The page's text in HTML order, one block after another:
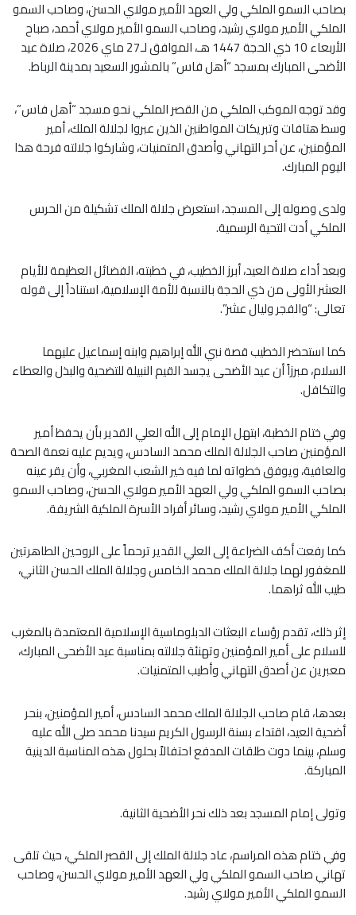
بصاحب السمو الملكي ولي العهد الأمير مولاي الحسن، وصاحب السمو
الملكي الأمير مولاي رشيد، وصاحب السمو الأمير مولاي أحمد، صباح
الأربعاء 10 ذي الحجة 1447 هـ، الموافق لـ27 ماي 2026، صلاة عيد
الأضحى المبارك بمسجد “أهل فاس” بالمشور السعيد بمدينة الرباط.
وقد توجه الموكب الملكي من القصر الملكي نحو مسجد “أهل فاس”،
وسط هتافات وتبريكات المواطنين الذين عبروا لجلالة الملك، أمير
المؤمنين، عن أحر التهاني وأصدق المتمنيات، وشاركوا جلالته فرحة هذا
اليوم المبارك.
ولدى وصوله إلى المسجد، استعرض جلالة الملك تشكيلة من الحرس
الملكي أدت التحية الرسمية.
وبعد أداء صلاة العيد، أبرز الخطيب، في خطبته، الفضائل العظيمة للأيام
العشر الأولى من ذي الحجة بالنسبة للأمة الإسلامية، استناداً إلى قوله
تعالى: “والفجر وليال عشر”.
كما استحضر الخطيب قصة نبي الله إبراهيم وابنه إسماعيل عليهما
السلام، مبرزاً أن عيد الأضحى يجسد القيم النبيلة للتضحية والبذل والعطاء
والتكافل.
وفي ختام الخطبة، ابتهل الإمام إلى الله العلي القدير بأن يحفظ أمير
المؤمنين صاحب الجلالة الملك محمد السادس، ويديم عليه نعمة الصحة
والعافية، ويوفق خطواته لما فيه خير الشعب المغربي، وأن يقر عينه
بصاحب السمو الملكي ولي العهد الأمير مولاي الحسن، وصاحب السمو
الملكي الأمير مولاي رشيد، وسائر أفراد الأسرة الملكية الشريفة.
كما رفعت أكف الضراعة إلى العلي القدير ترحماً على الروحين الطاهرتين
للمغفور لهما جلالة الملك محمد الخامس وجلالة الملك الحسن الثاني،
طيب الله ثراهما.
إثر ذلك، تقدم رؤساء البعثات الدبلوماسية الإسلامية المعتمدة بالمغرب
للسلام على أمير المؤمنين وتهنئة جلالته بمناسبة عيد الأضحى المبارك،
معبرين عن أصدق التهاني وأطيب المتمنيات.
بعدها، قام صاحب الجلالة الملك محمد السادس، أمير المؤمنين، بنحر
أضحية العيد، اقتداء بسنة الرسول الكريم سيدنا محمد صلى الله عليه
وسلم، بينما دوت طلقات المدفع احتفالاً بحلول هذه المناسبة الدينية
المباركة.
وتولى إمام المسجد بعد ذلك نحر الأضحية الثانية.
وفي ختام هذه المراسم، عاد جلالة الملك إلى القصر الملكي، حيث تلقى
تهاني صاحب السمو الملكي ولي العهد الأمير مولاي الحسن، وصاحب
السمو الملكي الأمير مولاي رشيد.